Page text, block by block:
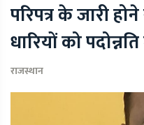
परिपत्र के जारी
धारियों को
राजस्थान